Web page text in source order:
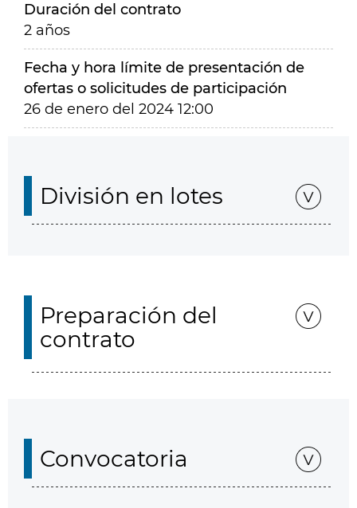
Duración del contrato
2 años
Fecha y hora límite de presentación de
ofertas o solicitudes de participación
26 de enero del 2024 12:00
División en lotes
Preparación del
contrato
Convocatoria